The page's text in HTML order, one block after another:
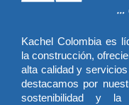
Kachel Colombia es
la construcción,
alta calidad y
destacamos por
sostenibilidad y la